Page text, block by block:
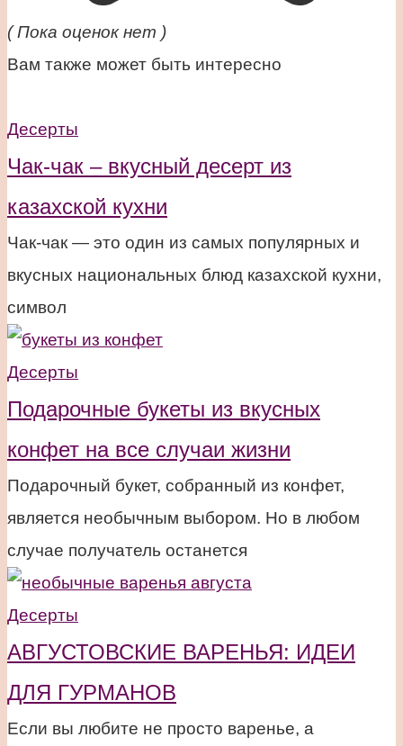
( Пока оценок нет )
Вам также может быть интересно
Десерты
Чак-чак – вкусный десерт из
казахской кухни
Чак-чак — это один из самых популярных и
вкусных национальных блюд казахской кухни,
символ
Десерты
Подарочные букеты из вкусных
конфет на все случаи жизни
Подарочный букет, собранный из конфет,
является необычным выбором. Но в любом
случае получатель останется
Десерты
АВГУСТОВСКИЕ ВАРЕНЬЯ: ИДЕИ
ДЛЯ ГУРМАНОВ
Если вы любите не просто варенье, а